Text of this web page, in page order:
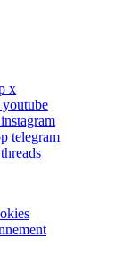
x
telegram